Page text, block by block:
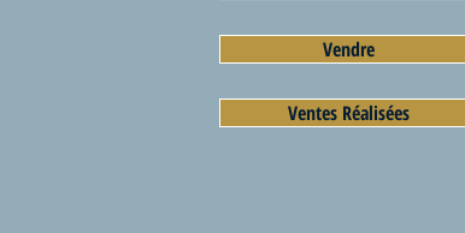
Vendre
Ventes Réalisées